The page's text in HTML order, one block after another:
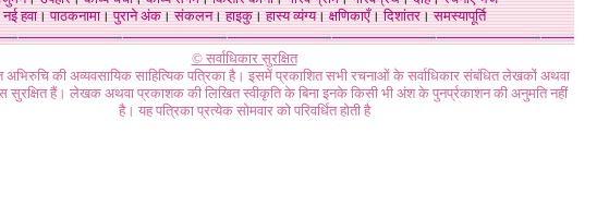
नई हवा। पाठकनामा। पुराने अंक। संकलन। हाइकु। हास्य व्यंग्य। क्षणिकाएँ। दिशांतर। समस्यापूर्ति
© सर्वाधिकार सुरक्षित
अभिरुचि की अव्यवसायिक साहित्यिक पत्रिका है। इसमें प्रकाशित सभी रचनाओं के सर्वाधिकार संबंधित लेखकों अथवा
सुरक्षित हैं। लेखक अथवा प्रकाशक की लिखित स्वीकृति के बिना इनके किसी भी अंश के पुनर्प्रकाशन की अनुमति नहीं
है। यह पत्रिका प्रत्येक सोमवार को परिवर्धित होती है